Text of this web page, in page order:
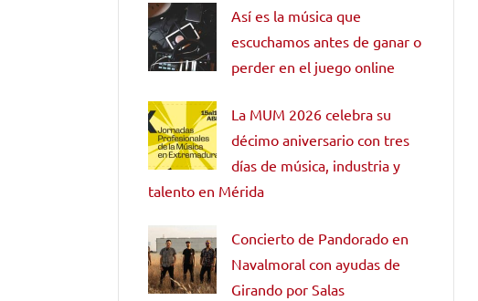
Así es la música que
escuchamos antes de ganar o
perder en el juego online
La MUM 2026 celebra su
décimo aniversario con tres
días de música, industria y
talento en Mérida
Concierto de Pandorado en
Navalmoral con ayudas de
Girando por Salas